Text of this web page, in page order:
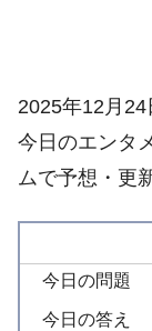
2025年12月24
今日のエンタ
ムで予想・更
今日の問題
今日の答え